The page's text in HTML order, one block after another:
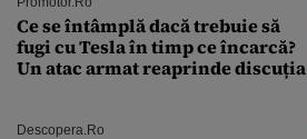
Ce se întâmplă dacă trebuie să
fugi cu Tesla în timp ce încarcă?
Un atac armat reaprinde discuția
Descopera.ro